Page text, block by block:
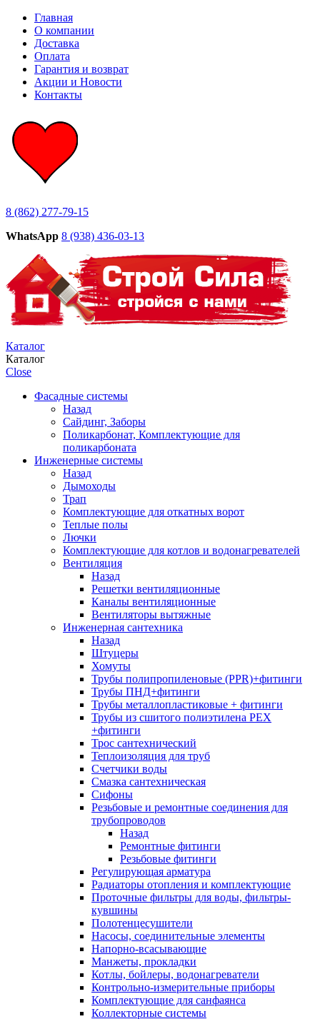
Главная
О компании
Доставка
Оплата
Гарантия и возврат
Акции и Новости
Контакты
8 (862) 277-79-15
WhatsApp 8 (938) 436-03-13
Каталог
Каталог
Close
Фасадные системы
Назад
Сайдинг, Заборы
Поликарбонат, Комплектующие для
поликарбоната
Инженерные системы
Назад
Дымоходы
Трап
Комплектующие для откатных ворот
Теплые полы
Лючки
Комплектующие для котлов и водонагревателей
Вентиляция
Назад
Решетки вентиляционные
Каналы вентиляционные
Вентиляторы вытяжные
Инженерная сантехника
Назад
Штуцеры
Хомуты
Трубы полипропиленовые (PPR)+фитинги
Трубы ПНД+фитинги
Трубы металлопластиковые + фитинги
Трубы из сшитого полиэтилена PEX
+фитинги
Трос сантехнический
Теплоизоляция для труб
Счетчики воды
Смазка сантехническая
Сифоны
Резьбовые и ремонтные соединения для
трубопроводов
Назад
Ремонтные фитинги
Резьбовые фитинги
Регулирующая арматура
Радиаторы отопления и комплектующие
Проточные фильтры для воды, фильтры-
кувшины
Полотенцесушители
Насосы, соединительные элементы
Напорно-всасывающие
Манжеты, прокладки
Котлы, бойлеры, водонагреватели
Контрольно-измерительные приборы
Комплектующие для санфаянса
Коллекторные системы